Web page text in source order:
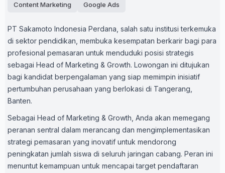
Content Marketing
Google Ads
PT Sakamoto Indonesia Perdana, salah satu institusi terkemuka
di sektor pendidikan, membuka kesempatan berkarir bagi para
profesional pemasaran untuk menduduki posisi strategis
sebagai Head of Marketing & Growth. Lowongan ini ditujukan
bagi kandidat berpengalaman yang siap memimpin inisiatif
pertumbuhan perusahaan yang berlokasi di Tangerang,
Banten.
Sebagai Head of Marketing & Growth, Anda akan memegang
peranan sentral dalam merancang dan mengimplementasikan
strategi pemasaran yang inovatif untuk mendorong
peningkatan jumlah siswa di seluruh jaringan cabang. Peran ini
menuntut kemampuan untuk mencapai target pendaftaran